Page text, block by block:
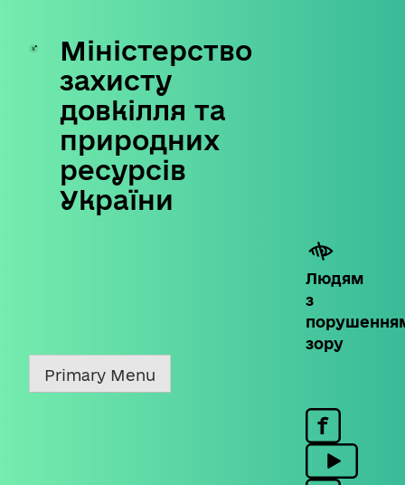
Skip
content
Міністерство
захисту
довкілля та
природних
ресурсів
України
Людям
з
зору
Primary Menu